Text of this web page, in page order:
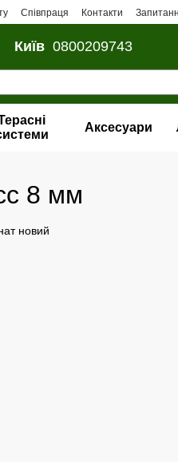
Співпраця Контакти
Київ 0800209743
Аксесуари
8 мм